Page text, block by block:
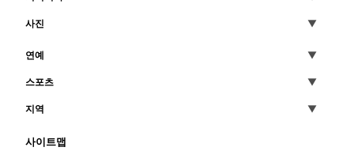
사진
연예
스포츠
지역
사이트맵